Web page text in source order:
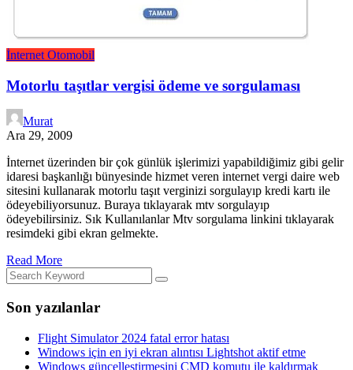
İnternet Otomobil
Motorlu taşıtlar vergisi ödeme ve sorgulaması
Murat
Ara 29, 2009
İnternet üzerinden bir çok günlük işlerimizi yapabildiğimiz gibi gelir
idaresi başkanlığı bünyesinde hizmet veren internet vergi daire web
sitesini kullanarak motorlu taşıt verginizi sorgulayıp kredi kartı ile
ödeyebiliyorsunuz. Buraya tıklayarak mtv sorgulayıp
ödeyebilirsiniz. Sık Kullanılanlar Mtv sorgulama linkini tıklayarak
resimdeki gibi ekran gelmekte.
Read More
Son yazılanlar
Flight Simulator 2024 fatal error hatası
Windows için en iyi ekran alıntısı Lightshot aktif etme
Windows güncelleştirmesini CMD komutu ile kaldırmak